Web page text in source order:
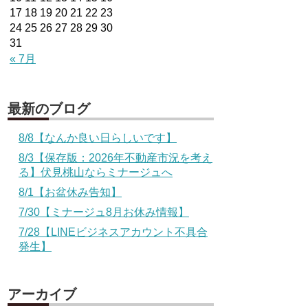
« 7月
17 18 19 20 21 22 23
24 25 26 27 28 29 30
31
最新のブログ
8/8【なんか良い日らしいです】
8/3【保存版：2026年不動産市況を考え
る】伏見桃山ならミナージュへ
8/1【お盆休み告知】
7/30【ミナージュ8月お休み情報】
7/28【LINEビジネスアカウント不具合
発生】
アーカイブ